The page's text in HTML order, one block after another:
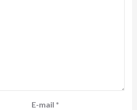
E-mail *